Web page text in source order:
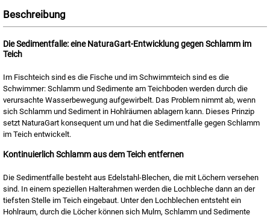
Beschreibung
Die Sedimentfalle: eine NaturaGart-Entwicklung gegen Schlamm im
Teich
Im Fischteich sind es die Fische und im Schwimmteich sind es die
Schwimmer: Schlamm und Sedimente am Teichboden werden durch die
verursachte Wasserbewegung aufgewirbelt. Das Problem nimmt ab, wenn
sich Schlamm und Sediment in Hohlräumen ablagern kann. Dieses Prinzip
setzt NaturaGart konsequent um und hat die Sedimentfalle gegen Schlamm
im Teich entwickelt.
Kontinuierlich Schlamm aus dem Teich entfernen
Die Sedimentfalle besteht aus Edelstahl-Blechen, die mit Löchern versehen
sind. In einem speziellen Halterahmen werden die Lochbleche dann an der
tiefsten Stelle im Teich eingebaut. Unter den Lochblechen entsteht ein
Hohlraum, durch die Löcher können sich Mulm, Schlamm und Sedimente